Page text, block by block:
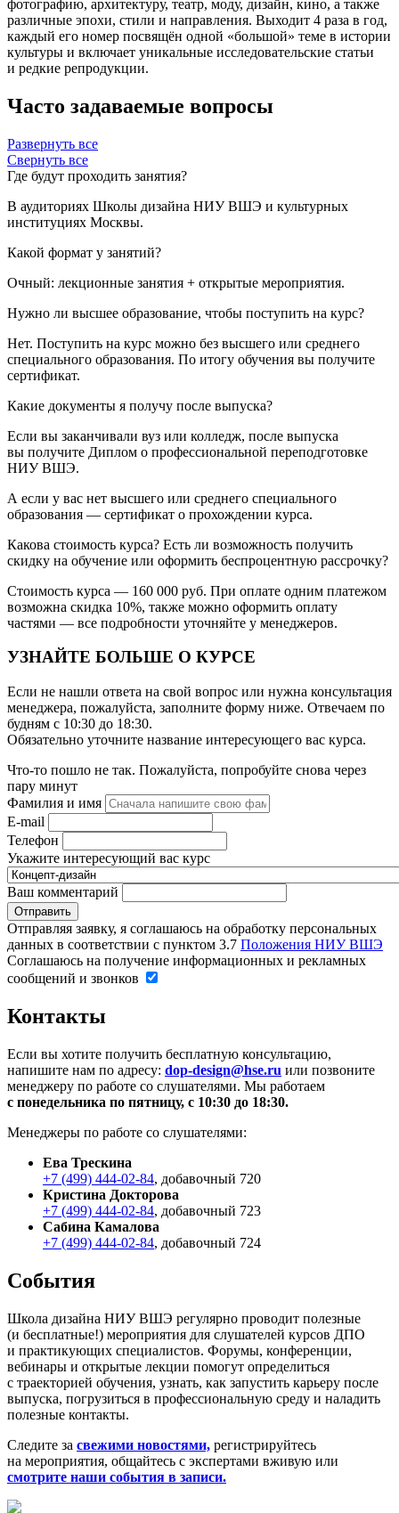
фотографию, архитектуру, театр, моду, дизайн, кино, а также
различные эпохи, стили и направления. Выходит 4 раза в год,
каждый его номер посвящён одной «большой» теме в истории
культуры и включает уникальные исследовательские статьи
и редкие репродукции.
Часто задаваемые вопросы
Развернуть все
Свернуть все
Где будут проходить занятия?
В аудиториях Школы дизайна НИУ ВШЭ и культурных
институциях Москвы.
Какой формат у занятий?
Очный: лекционные занятия + открытые мероприятия.
Нужно ли высшее образование, чтобы поступить на курс?
Нет. Поступить на курс можно без высшего или среднего
специального образования. По итогу обучения вы получите
сертификат.
Какие документы я получу после выпуска?
Если вы заканчивали вуз или колледж, после выпуска
вы получите Диплом о профессиональной переподготовке
НИУ ВШЭ.
А если у вас нет высшего или среднего специального
образования — сертификат о прохождении курса.
Какова стоимость курса? Есть ли возможность получить
скидку на обучение или оформить беспроцентную рассрочку?
Стоимость курса — 160 000 руб. При оплате одним платежом
возможна скидка 10%, также можно оформить оплату
частями — все подробности уточняйте у менеджеров.
УЗНАЙТЕ БОЛЬШЕ О КУРСЕ
Если не нашли ответа на свой вопрос или нужна консультация
менеджера, пожалуйста, заполните форму ниже. Отвечаем по
будням с 10:30 до 18:30.
Обязательно уточните название интересующего вас курса.
Что-то пошло не так. Пожалуйста, попробуйте снова через
пару минут
Фамилия и имя
E-mail
Телефон
Укажите интересующий вас курс
Ваш комментарий
Отправляя заявку, я соглашаюсь на обработку персональных
данных в соответствии с пунктом 3.7 Положения НИУ ВШЭ
Соглашаюсь на получение информационных и рекламных
сообщений и звонков
Контакты
Если вы хотите получить бесплатную консультацию,
напишите нам по адресу: dop-design@hse.ru или позвоните
менеджеру по работе со слушателями. Мы работаем
с понедельника по пятницу, с 10:30 до 18:30.
Менеджеры по работе со слушателями:
Ева Трескина
+7 (499) 444-02-84, добавочный 720
Кристина Докторова
+7 (499) 444-02-84, добавочный 723
Сабина Камалова
+7 (499) 444-02-84, добавочный 724
События
Школа дизайна НИУ ВШЭ регулярно проводит полезные
(и бесплатные!) мероприятия для слушателей курсов ДПО
и практикующих специалистов. Форумы, конференции,
вебинары и открытые лекции помогут определиться
с траекторией обучения, узнать, как запустить карьеру после
выпуска, погрузиться в профессиональную среду и наладить
полезные контакты.
Следите за свежими новостями, регистрируйтесь
на мероприятия, общайтесь с экспертами вживую или
смотрите наши события в записи.